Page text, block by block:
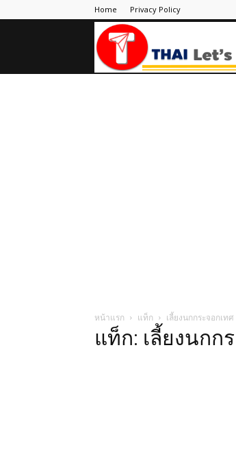
Home Privacy Policy
หน้าแรก แท็ก เลี้ยงนกกระจอกเทศ
แท็ก: เลี้ยงนกก